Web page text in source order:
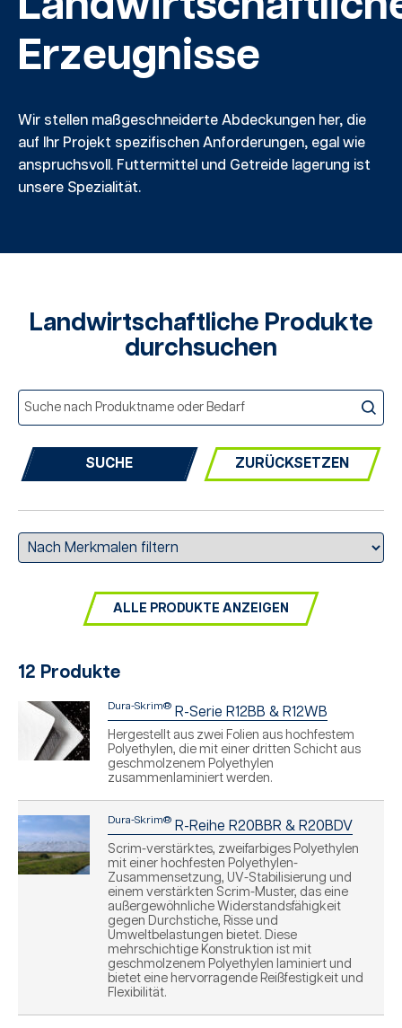
Erzeugnisse
Wir stellen maßgeschneiderte Abdeckungen her, die
auf Ihr Projekt spezifischen Anforderungen, egal wie
anspruchsvoll. Futtermittel und Getreide lagerung ist
unsere Spezialität.
Landwirtschaftliche Produkte
durchsuchen
ZURÜCKSETZEN
ALLE PRODUKTE ANZEIGEN
12 Produkte
Dura-Skrim® R-Serie R12BB & R12WB
Hergestellt aus zwei Folien aus hochfestem
Polyethylen, die mit einer dritten Schicht aus
geschmolzenem Polyethylen
zusammenlaminiert werden.
Dura-Skrim® R-Reihe R20BBR & R20BDV
Scrim-verstärktes, zweifarbiges Polyethylen
mit einer hochfesten Polyethylen-
Zusammensetzung, UV-Stabilisierung und
einem verstärkten Scrim-Muster, das eine
außergewöhnliche Widerstandsfähigkeit
gegen Durchstiche, Risse und
Umweltbelastungen bietet. Diese
mehrschichtige Konstruktion ist mit
geschmolzenem Polyethylen laminiert und
bietet eine hervorragende Reißfestigkeit und
Flexibilität.